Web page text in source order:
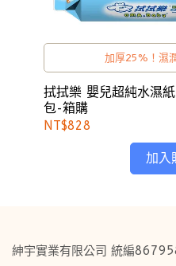
加厚25%！濕
拭拭樂 嬰兒超純水濕
包-箱購
NT$828
加入
紳宇實業有限公司 統編